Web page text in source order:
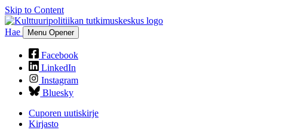
Skip to Content
Hae Menu Opener
Facebook
LinkedIn
Instagram
Bluesky
Cuporen uutiskirje
Kirjasto